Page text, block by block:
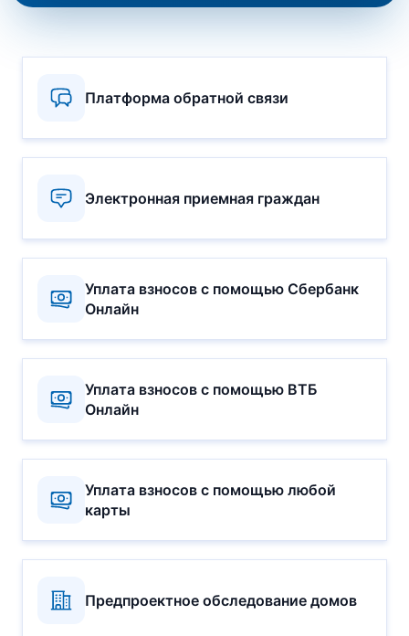
Платформа обратной связи
Электронная приемная граждан
Уплата взносов с помощью Сбербанк
Онлайн
Уплата взносов с помощью ВТБ
Онлайн
Уплата взносов с помощью любой
карты
Предпроектное обследование домов